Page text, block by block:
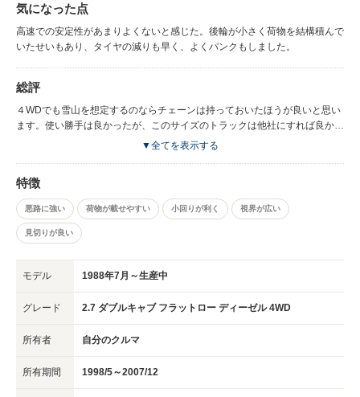
気になった点
高速での安定性があまりよくないと感じた。後輪が小さく荷物を結構積んで
いたせいもあり、タイヤの減りも早く、よくパンクもしました。
総評
４WDでも雪山を想定するのならチェーンは持っておいたほうが良いと思い
ます。使い勝手は良かったが、このサイズのトラックは他社にすれば良かっ
たかなと思わせる車でした。大型や４ｔは良いの作っているんだけどね
▼全てを表示する
特徴
悪路に強い 荷物が載せやすい 小回りが利く 視界が広い
見切りが良い
モデル 1988年7月～生産中
グレード 2.7 ダブルキャブ フラットロー ディーゼル 4WD
所有者 自分のクルマ
所有期間 1998/5～2007/12